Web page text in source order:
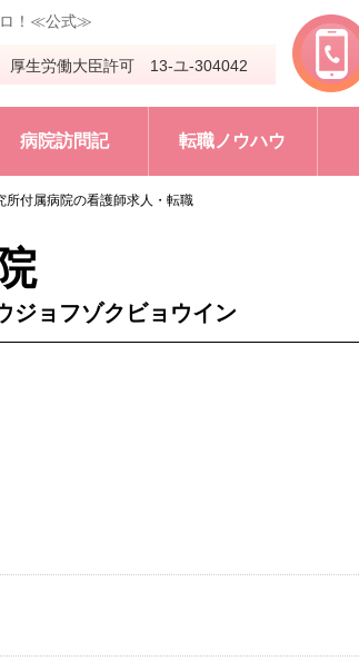
ロ！≪公式≫
厚生労働大臣許可 13-ユ-304042
病院訪問記 転職ノウハウ
所付属病院の看護師求人・転職
ジョフゾクビョウイン